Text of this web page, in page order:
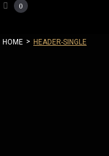
0
HOME > HEADER-SINGLE